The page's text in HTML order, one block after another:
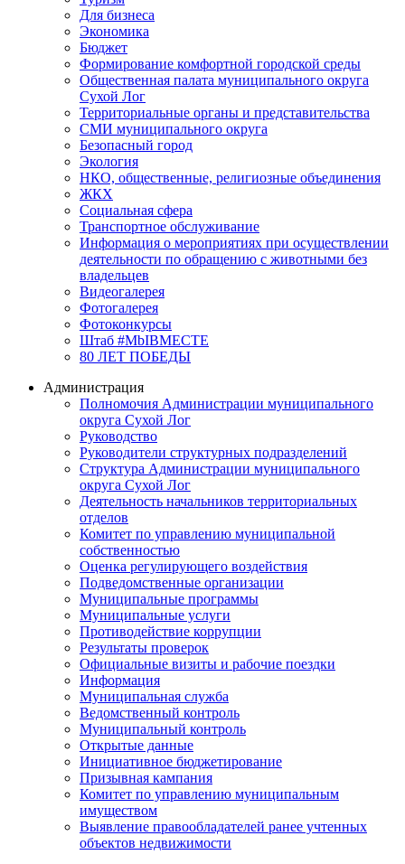
Для бизнеса
Экономика
Бюджет
Формирование комфортной городской среды
Общественная палата муниципального округа
Сухой Лог
Территориальные органы и представительства
СМИ муниципального округа
Безопасный город
Экология
НКО, общественные, религиозные объединения
ЖКХ
Социальная сфера
Транспортное обслуживание
Информация о мероприятиях при осуществлении
деятельности по обращению с животными без
владельцев
Видеогалерея
Фотогалерея
Фотоконкурсы
Штаб #MbIBMECTE
80 ЛЕТ ПОБЕДЫ
Администрация
Полномочия Администрации муниципального
округа Сухой Лог
Руководство
Руководители структурных подразделений
Структура Администрации муниципального
округа Сухой Лог
Деятельность начальников территориальных
отделов
Комитет по управлению муниципальной
собственностью
Оценка регулирующего воздействия
Подведомственные организации
Муниципальные программы
Муниципальные услуги
Противодействие коррупции
Результаты проверок
Официальные визиты и рабочие поездки
Информация
Муниципальная служба
Ведомственный контроль
Муниципальный контроль
Открытые данные
Инициативное бюджетирование
Призывная кампания
Комитет по управлению муниципальным
имуществом
Выявление правообладателей ранее учтенных
объектов недвижимости